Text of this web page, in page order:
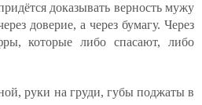
доказывать верность мужу
доверие, а через бумагу. Через
которые либо спасают, либо
руки на груди, губы поджаты в